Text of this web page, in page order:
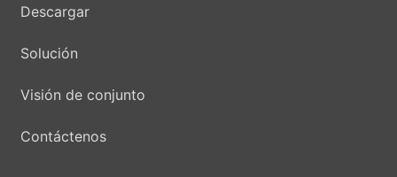
Descargar
Solución
Visión de conjunto
Contáctenos